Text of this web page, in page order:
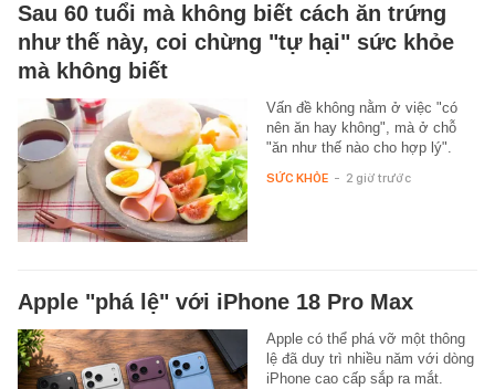
Sau 60 tuổi mà không biết cách ăn trứng
như thế này, coi chừng "tự hại" sức khỏe
mà không biết
Vấn đề không nằm ở việc "có
nên ăn hay không", mà ở chỗ
"ăn như thế nào cho hợp lý".
SỨC KHỎE - 2 giờ trước
Apple "phá lệ" với iPhone 18 Pro Max
Apple có thể phá vỡ một thông
lệ đã duy trì nhiều năm với dòng
iPhone cao cấp sắp ra mắt.